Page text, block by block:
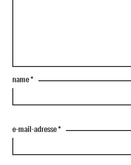
name*
e-mail-adresse*